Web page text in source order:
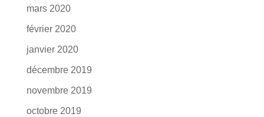
mars 2020
février 2020
janvier 2020
décembre 2019
novembre 2019
octobre 2019